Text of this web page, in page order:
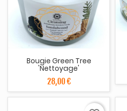
Bougie Green Tree
'Nettoyage'
28,00 €